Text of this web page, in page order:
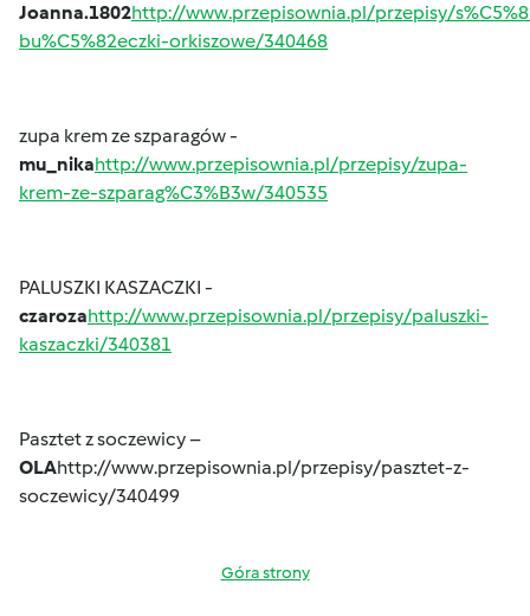
Joanna.1802http://www.przepisownia.pl/przepisy/
bu%C5%82eczki-orkiszowe/340468
zupa krem ze szparagów -
mu_nikahttp://www.przepisownia.pl/przepisy/zupa-
krem-ze-szparag%C3%B3w/340535
PALUSZKI KASZACZKI -
czarozahttp://www.przepisownia.pl/przepisy/paluszki-
kaszaczki/340381
Pasztet z soczewicy –
OLAhttp://www.przepisownia.pl/przepisy/pasztet-z-
soczewicy/340499
Góra strony